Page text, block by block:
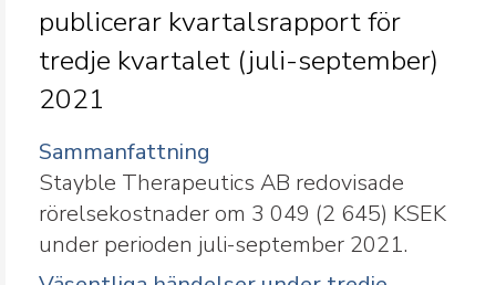
publicerar kvartalsrapport för
tredje kvartalet (juli-september)
2021
Sammanfattning
Stayble Therapeutics AB redovisade
rörelsekostnader om 3 049 (2 645) KSEK
under perioden juli-september 2021.